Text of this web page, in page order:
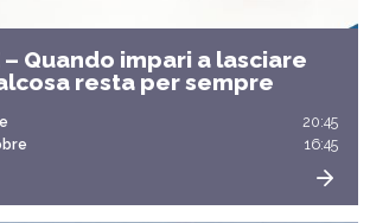
– Quando impari a lasciare
resta per sempre
20:45
16:45